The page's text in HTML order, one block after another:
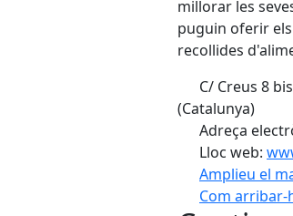
millorar les
puguin oferir
recollides
C/ Creus 8
(Catalunya)
Adreça
Lloc web:
Amplieu el
Com arribar-